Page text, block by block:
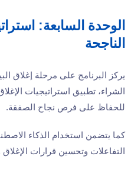
الوحدة السابعة:
الناجحة
يركز البرنامج على مرحلة إغلاق
الشراء، تطبيق استراتيجيات
للحفاظ على فرص نجاح الصفقة.
كما يتضمن استخدام الذكاء
التفاعلات وتحسين قرارات